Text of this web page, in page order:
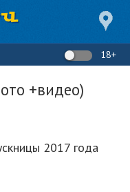
18+
+видео)
2017 года